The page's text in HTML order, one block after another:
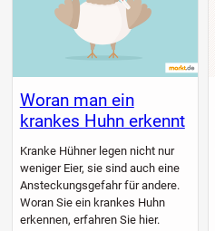
Woran man ein
krankes Huhn erkennt
Kranke Hühner legen nicht nur
weniger Eier, sie sind auch eine
Ansteckungsgefahr für andere.
Woran Sie ein krankes Huhn
erkennen, erfahren Sie hier.